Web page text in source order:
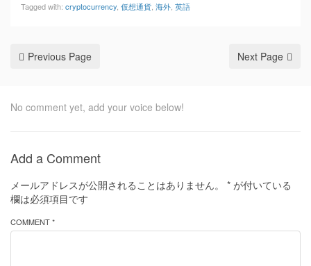
Tagged with: cryptocurrency 仮想通貨 海外 英語
Previous Page Next Page
No comment yet, add your voice below!
Add a Comment
メールアドレスが公開されることはありません。 * が付いている
欄は必須項目です
COMMENT *